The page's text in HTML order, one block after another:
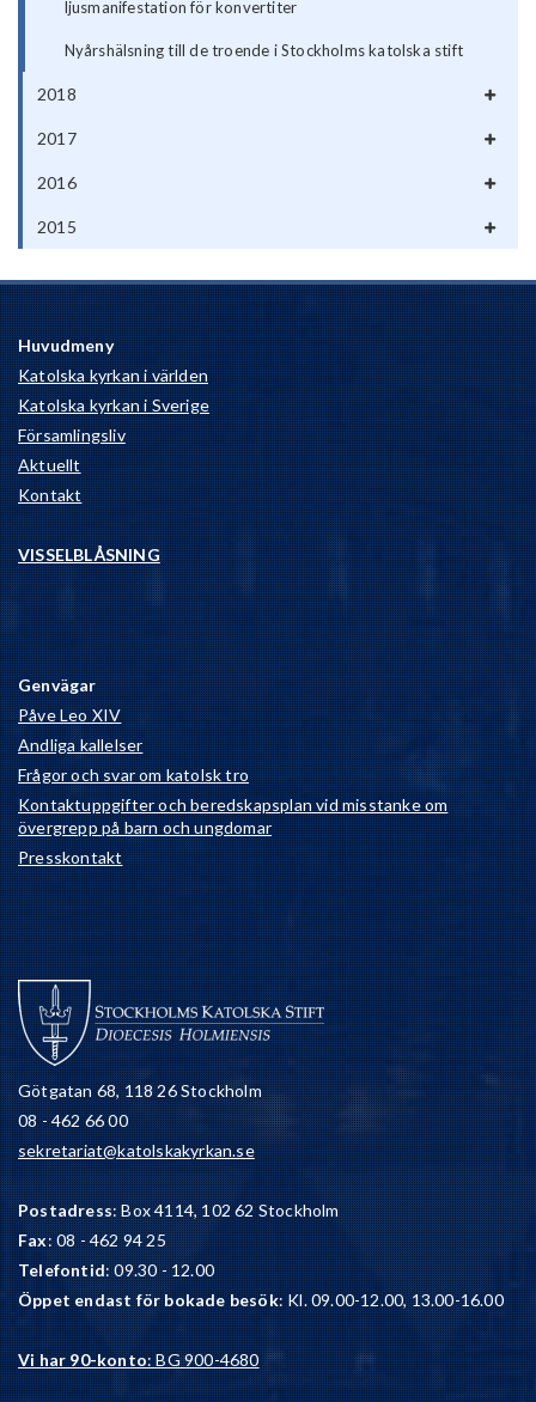
ljusmanifestation för konvertiter
Nyårshälsning till de troende i Stockholms katolska stift
2018
2017
2016
2015
Huvudmeny
Katolska kyrkan i världen
Katolska kyrkan i Sverige
Församlingsliv
Aktuellt
Kontakt
VISSELBLÅSNING
Genvägar
Påve Leo XIV
Andliga kallelser
Frågor och svar om katolsk tro
Kontaktuppgifter och beredskapsplan vid misstanke om
övergrepp på barn och ungdomar
Presskontakt
Götgatan 68, 118 26 Stockholm
08 - 462 66 00
sekretariat@katolskakyrkan.se
Postadress: Box 4114, 102 62 Stockholm
Fax: 08 - 462 94 25
Telefontid: 09.30 - 12.00
Öppet endast för bokade besök: Kl. 09.00-12.00, 13.00-16.00
Vi har 90-konto: BG 900-4680